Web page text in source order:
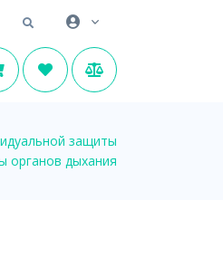
защиты
органов дыхания